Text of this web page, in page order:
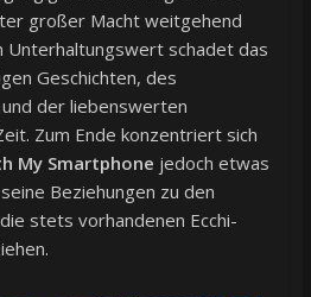
großer Macht weitgehend
Unterhaltungswert schadet das
Geschichten, des
der liebenswerten
Zum Ende konzentriert sich
My Smartphone jedoch etwas
Beziehungen zu den
stets vorhandenen Ecchi-